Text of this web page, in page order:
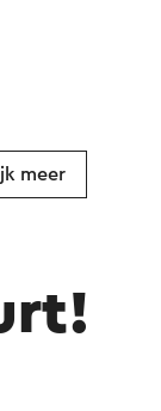
meer